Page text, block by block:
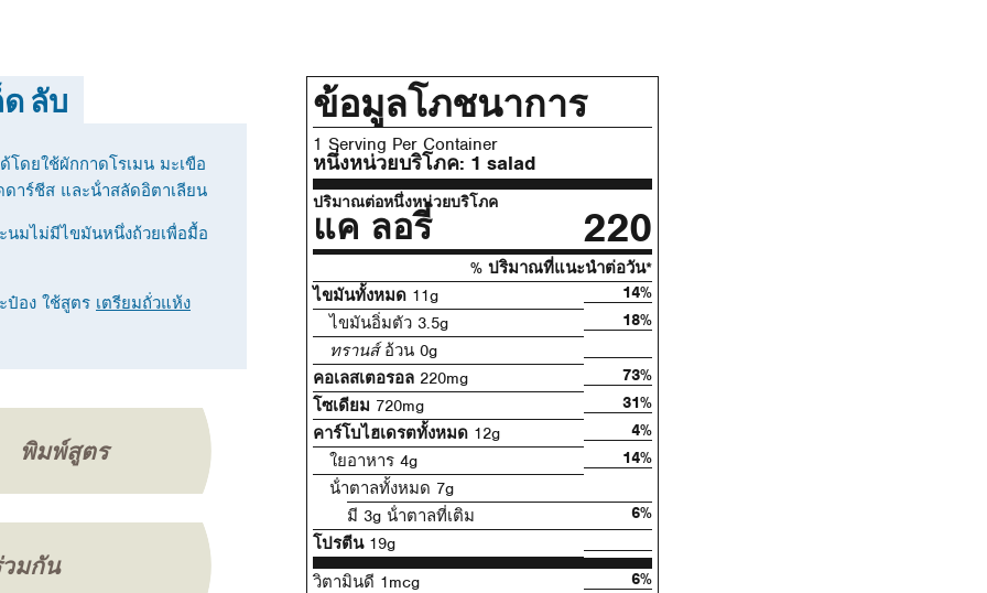
ลับ
โดยใช้ผักกาดโรเมน มะเขือ
าร์ชีส และน้ําสลัดอิตาเลียน
นมไม่มีไขมันหนึ่งถ้วยเพื่อมื้อ
ป๋อง ใช้สูตร เตรียมถั่วแห้ง
พิมพ์สูตร
มกัน
ข้อมูลโภชนาการ
1 Serving Per Container
หนึ่งหน่วยบริโภค: 1 salad
ปริมาณต่อหนึ่งหน่วยบริโภค
แค ลอรี่ 220
% ปริมาณที่แนะนําต่อวัน*
ไขมันทั้งหมด 11g
14%
ไขมันอิ่มตัว 3.5g
18%
ทรานส์อ้วน 0g
คอเลสเตอรอล 220mg
73%
โซเดียม 720mg
31%
คาร์โบไฮเดรตทั้งหมด 12g
4%
ใยอาหาร 4g
14%
น้ําตาลทั้งหมด 7g
มี 3g น้ําตาลที่เติม
6%
โปรตีน19g
วิตามินดี 1mcg
6%